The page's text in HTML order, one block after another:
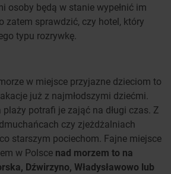
osoby będą w stanie wypełnić im
zatem sprawdzić, czy hotel, który
typu rozrywkę.
w miejsce przyjazne dzieciom to
już z najmłodszymi dziećmi.
potrafi je zająć na długi czas. Z
czy zjeżdżalniach
starszym pociechom. Fajne miejsce
w Polsce nad morzem to na
Dźwirzyno, Władysławowo lub